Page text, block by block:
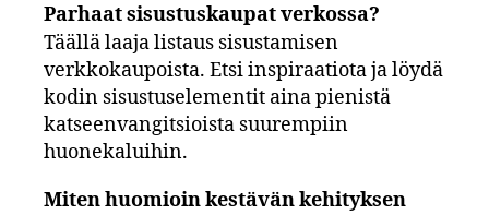
Parhaat sisustuskaupat verkossa?
Täällä laaja listaus sisustamisen
verkkokaupoista. Etsi inspiraatiota ja löydä
kodin sisustuselementit aina pienistä
katseenvangitsioista suurempiin
huonekaluihin.
Miten huomioin kestävän kehityksen